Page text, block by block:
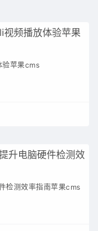
苹果cms
检测效率指南苹果cms